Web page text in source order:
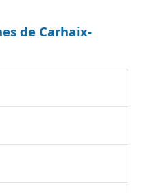
de Carhaix-